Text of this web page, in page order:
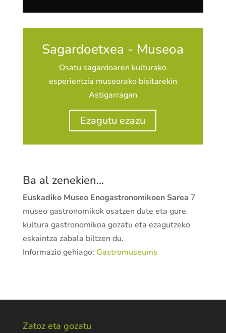
Sagardoetxea - Museoa
Osatu sagardoaren kulturako
esperientzia museorako bisitarekin
Astigarragan
Ezagutu ezazu
Ba al zenekien...
Euskadiko Museo Enogastronomikoen Sarea 7
museo gastronomikok osatzen dute eta gure
kultura gastronomikoa gozatu eta ezagutzeko
eskaintza zabala biltzen du.
Informazio gehiago: Gastromuseums
Zatoz eta gozatu